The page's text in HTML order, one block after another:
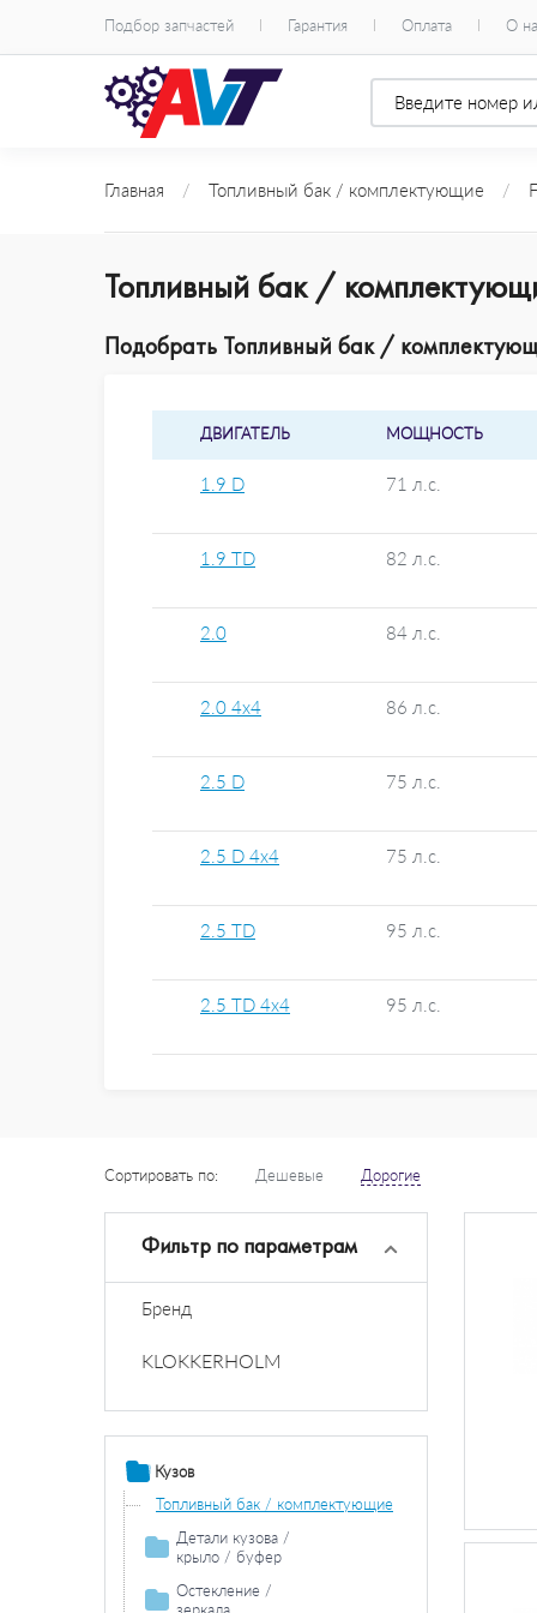
Подбор запчастей Гарантия Оплата О
Главная / Топливный бак / комплектующие /
Топливный бак /
Подобрать Топливный бак /
ДВИГАТЕЛЬ МОЩНОСТЬ
1.9 D 71 л.с.
1.9 TD 82 л.с.
2.0 84 л.с.
2.0 4x4 86 л.с.
2.5 D 75 л.с.
2.5 D 4x4 75 л.с.
2.5 TD 95 л.с.
2.5 TD 4x4 95 л.с.
Сортировать по: Дешевые Дорогие
Фильтр по параметрам
Бренд
KLOKKERHOLM
Кузов
Топливный бак / комплектующие
Детали кузова /
крыло / буфер
Колесная ниша
Остекление /
зеркала